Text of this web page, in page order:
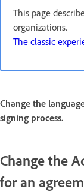
This page
organizations.
The classic
Change the
signing process.
Change the
for an